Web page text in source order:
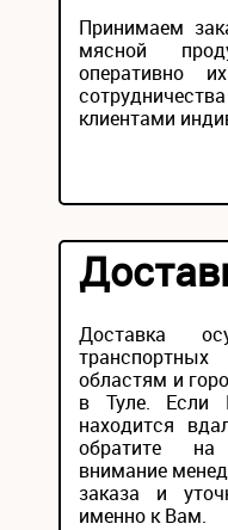
Принимаем
мясной
оперативно
клиентами
Доставка
областям и
в Туле. Если
находится
обратите на
внимание
заказа и
именно к Вам.